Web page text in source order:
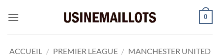
0
ACCUEIL / PREMIER LEAGUE / MANCHESTER UNITED